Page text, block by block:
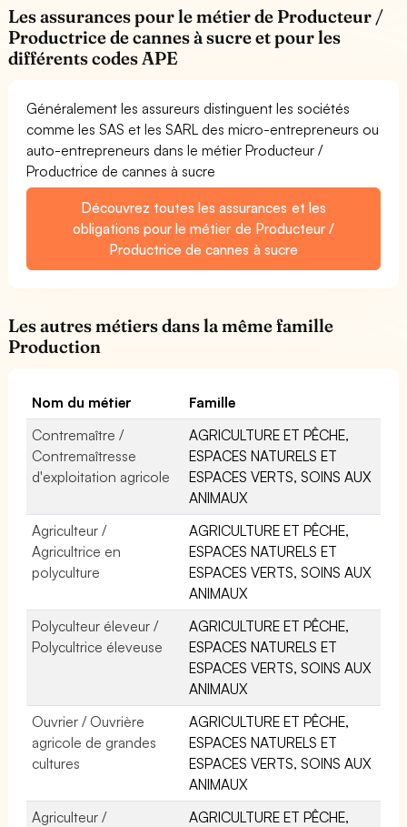
Les assurances pour le métier de Producteur /
Productrice de cannes à sucre et pour les
différents codes APE
Généralement les assureurs distinguent les sociétés
comme les SAS et les SARL des micro-entrepreneurs ou
auto-entrepreneurs dans le métier Producteur /
Productrice de cannes à sucre
Découvrez toutes les assurances et les
obligations pour le métier de Producteur /
Productrice de cannes à sucre
Les autres métiers dans la même famille
Production
Nom du métier
Famille
Contremaître /
Contremaîtresse
d'exploitation agricole
AGRICULTURE ET PÊCHE,
ESPACES NATURELS ET
ESPACES VERTS, SOINS AUX
ANIMAUX
Agriculteur /
Agricultrice en
polyculture
AGRICULTURE ET PÊCHE,
ESPACES NATURELS ET
ESPACES VERTS, SOINS AUX
ANIMAUX
Polyculteur éleveur /
Polycultrice éleveuse
AGRICULTURE ET PÊCHE,
ESPACES NATURELS ET
ESPACES VERTS, SOINS AUX
ANIMAUX
Ouvrier / Ouvrière
agricole de grandes
cultures
AGRICULTURE ET PÊCHE,
ESPACES NATURELS ET
ESPACES VERTS, SOINS AUX
ANIMAUX
Agriculteur /
AGRICULTURE ET PÊCHE,